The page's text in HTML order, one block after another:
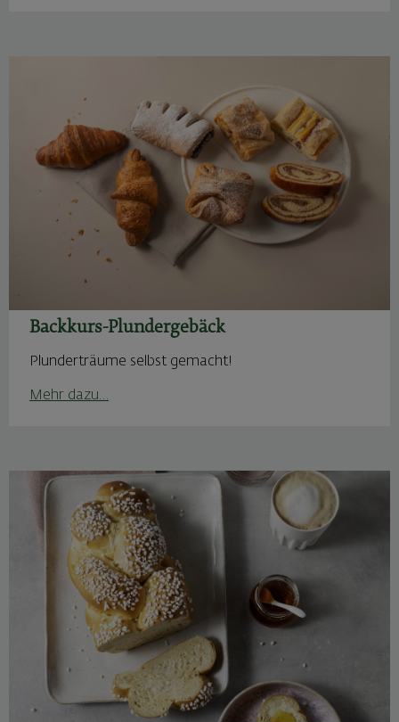
Backkurs-Plundergebäck
Plunderträume selbst gemacht!
Mehr dazu…